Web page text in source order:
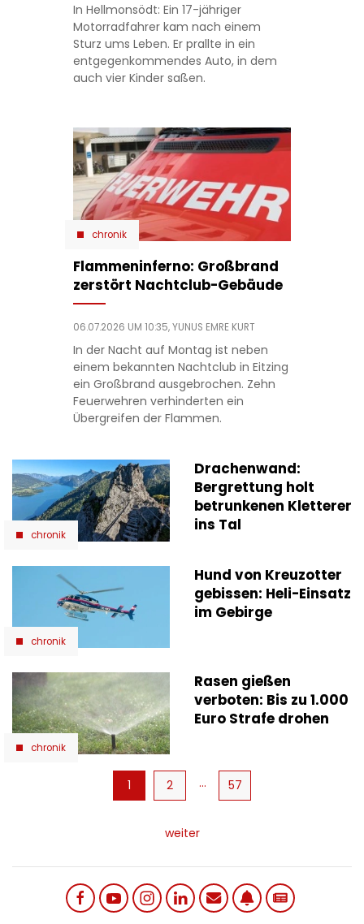
In Hellmonsödt: Ein 17-jähriger
Motorradfahrer kam nach einem
Sturz ums Leben. Er prallte in ein
entgegenkommendes Auto, in dem
auch vier Kinder saßen.
chronik
Flammeninferno: Großbrand
zerstört Nachtclub-Gebäude
06.07.2026 UM 10:35,YUNUS EMRE KURT
In der Nacht auf Montag ist neben
einem bekannten Nachtclub in Eitzing
ein Großbrand ausgebrochen. Zehn
Feuerwehren verhinderten ein
Übergreifen der Flammen.
chronik
Drachenwand:
Bergrettung holt
betrunkenen Kletterer
ins Tal
chronik
Hund von Kreuzotter
gebissen: Heli-Einsatz
im Gebirge
chronik
Rasen gießen
verboten: Bis zu 1.000
Euro Strafe drohen
SeitennummerierungAktuelle
Seite
1 Page
2 … 57
weiter